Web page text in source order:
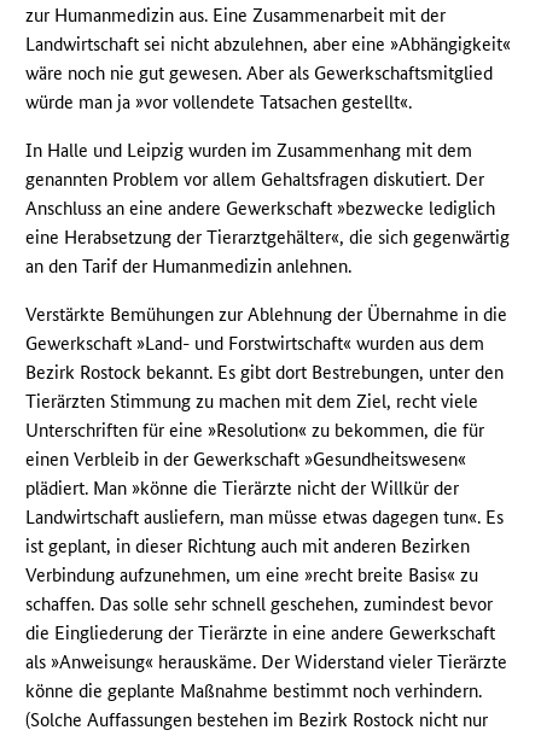
zur Humanmedizin aus. Eine Zusammenarbeit mit der
Landwirtschaft sei nicht abzulehnen, aber eine »Abhängigkeit«
wäre noch nie gut gewesen. Aber als Gewerkschaftsmitglied
würde man ja »vor vollendete Tatsachen gestellt«.
In Halle und Leipzig wurden im Zusammenhang mit dem
genannten Problem vor allem Gehaltsfragen diskutiert. Der
Anschluss an eine andere Gewerkschaft »bezwecke lediglich
eine Herabsetzung der Tierarztgehälter«, die sich gegenwärtig
an den Tarif der Humanmedizin anlehnen.
Verstärkte Bemühungen zur Ablehnung der Übernahme in die
Gewerkschaft »Land- und Forstwirtschaft« wurden aus dem
Bezirk Rostock bekannt. Es gibt dort Bestrebungen, unter den
Tierärzten Stimmung zu machen mit dem Ziel, recht viele
Unterschriften für eine »Resolution« zu bekommen, die für
einen Verbleib in der Gewerkschaft »Gesundheitswesen«
plädiert. Man »könne die Tierärzte nicht der Willkür der
Landwirtschaft ausliefern, man müsse etwas dagegen tun«. Es
ist geplant, in dieser Richtung auch mit anderen Bezirken
Verbindung aufzunehmen, um eine »recht breite Basis« zu
schaffen. Das solle sehr schnell geschehen, zumindest bevor
die Eingliederung der Tierärzte in eine andere Gewerkschaft
als »Anweisung« herauskäme. Der Widerstand vieler Tierärzte
könne die geplante Maßnahme bestimmt noch verhindern.
(Solche Auffassungen bestehen im Bezirk Rostock nicht nur